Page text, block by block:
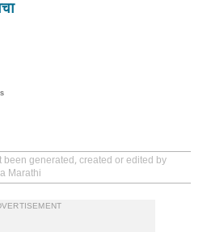
been generated, created or edited by
Marathi